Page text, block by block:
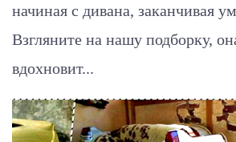
начиная с дивана, заканчивая
Взгляните на нашу подборку,
вдохновит...